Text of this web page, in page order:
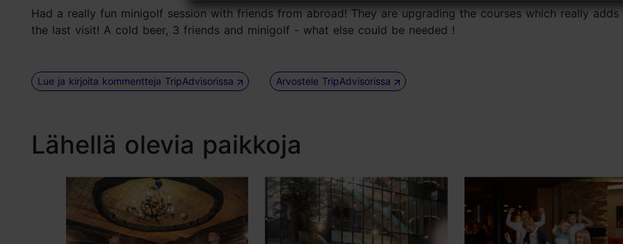
Had a really fun minigolf session with friends from abroad! They are upgrading the courses which really
the last visit! A cold beer, 3 friends and minigolf - what else could be needed !
Lue ja kirjoita kommentteja TripAdvisorissa Arvostele TripAdvisorissa
Lähellä olevia paikkoja